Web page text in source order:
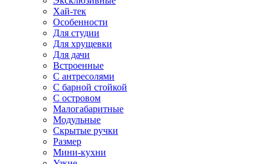
Хай-тек
Особенности
Для студии
Для хрущевки
Для дачи
Встроенные
С антресолями
С барной стойкой
С островом
Малогабаритные
Модульные
Скрытые ручки
Размер
Мини-кухни